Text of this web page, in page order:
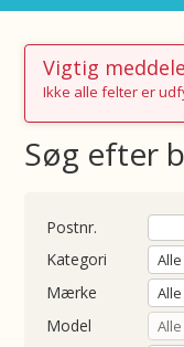
Vigtig
Ikke alle felter er
Søg efter
Kategori
Mærke
Model